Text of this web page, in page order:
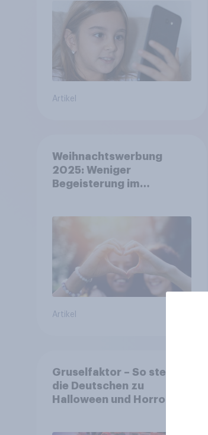
Artikel
Weihnachtswerbung
2025: Weniger
Begeisterung im
Werbelieblinge an
Artikel
Gruselfaktor – So stehen
die Deutschen zu
Halloween und Horror